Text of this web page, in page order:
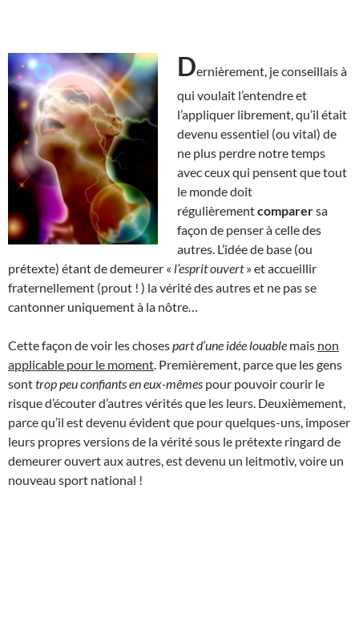
Dernièrement, je conseillais à
qui voulait l’entendre et
l’appliquer librement, qu’il était
devenu essentiel (ou vital) de
ne plus perdre notre temps
avec ceux qui pensent que tout
le monde doit
régulièrementcomparersa
façon de penser à celle des
autres. L’idée de base (ou
prétexte) étant de demeurer « l’esprit ouvert» et accueillir
fraternellement (prout ! ) la vérité des autres et ne pas se
cantonner uniquement à la nôtre…
Cette façon de voir les chosespart d’une idée louable mais non
applicable pour le moment . Premièrement, parce que les gens
sonttrop peu confiants en eux-mêmes pour pouvoir courir le
risque d’écouter d’autres vérités que les leurs. Deuxièmement,
parce qu’il est devenu évident que pour quelques-uns, imposer
leurs propres versions de la vérité sous le prétexte ringard de
demeurer ouvert aux autres, est devenu un leitmotiv, voire un
nouveau sport national !